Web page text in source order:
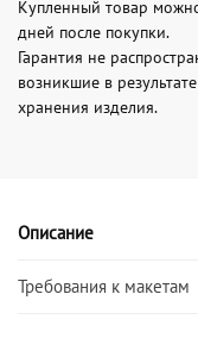
Купленный товар
дней после покупки.
Гарантия не
возникшие в
хранения изделия.
Описание
Требования к макетам